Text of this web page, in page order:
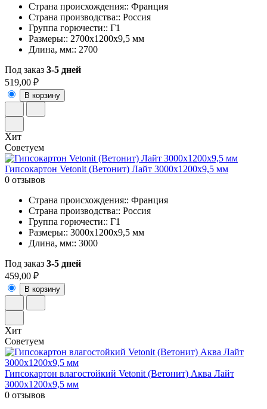
Страна происхождения:: Франция
Страна производства:: Россия
Группа горючести:: Г1
Размеры:: 2700x1200x9,5 мм
Длина, мм:: 2700
Под заказ 3-5 дней
519,00 ₽
В корзину
Хит
Советуем
Гипсокартон Vetonit (Ветонит) Лайт 3000х1200х9,5 мм
0 отзывов
Страна происхождения:: Франция
Страна производства:: Россия
Группа горючести:: Г1
Размеры:: 3000x1200x9,5 мм
Длина, мм:: 3000
Под заказ 3-5 дней
459,00 ₽
В корзину
Хит
Советуем
Гипсокартон влагостойкий Vetonit (Ветонит) Аква Лайт
3000х1200х9,5 мм
0 отзывов